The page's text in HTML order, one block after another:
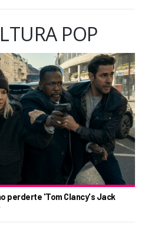
POP
perderte 'Tom Clancy's Jack